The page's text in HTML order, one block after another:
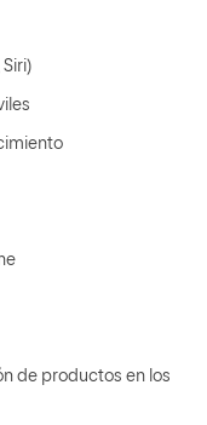
de productos en los